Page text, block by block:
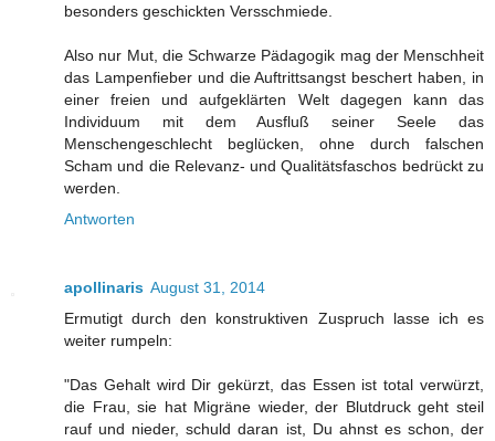
besonders geschickten Versschmiede.
Also nur Mut, die Schwarze Pädagogik mag der Menschheit
das Lampenfieber und die Auftrittsangst beschert haben, in
einer freien und aufgeklärten Welt dagegen kann das
Individuum mit dem Ausfluß seiner Seele das
Menschengeschlecht beglücken, ohne durch falschen
Scham und die Relevanz- und Qualitätsfaschos bedrückt zu
werden.
Antworten
apollinaris August 31, 2014
Ermutigt durch den konstruktiven Zuspruch lasse ich es
weiter rumpeln:
"Das Gehalt wird Dir gekürzt, das Essen ist total verwürzt,
die Frau, sie hat Migräne wieder, der Blutdruck geht steil
rauf und nieder, schuld daran ist, Du ahnst es schon, der